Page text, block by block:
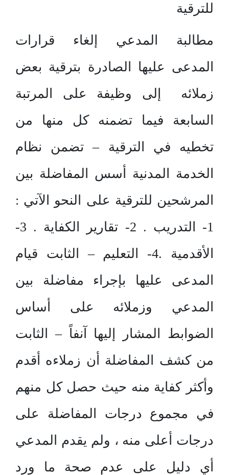
للترقية
مطالبة المدعي إلغاء قرارات
المدعى عليها الصادرة بترقية بعض
زملائه إلى وظيفة على المرتبة
السابعة فيما تضمنه كل منها من
تخطيه في الترقية – تضمن نظام
الخدمة المدنية أسس المفاضلة بين
المرشحين للترقية على النحو الآتي :
1- التدريب . 2- تقارير الكفاية . 3-
الأقدمية .4- التعليم – الثابت قيام
المدعى عليها بإجراء مفاضلة بين
المدعي وزملائه على أساس
الضوابط المشار إليها آنفاً – الثابت
من كشف المفاضلة أن زملاءه أقدم
وأكثر كفاية منه حيث حصل كل منهم
في مجموع درجات المفاضلة على
درجات أعلى منه ، ولم يقدم المدعي
أي دليل على عدم صحة ما ورد